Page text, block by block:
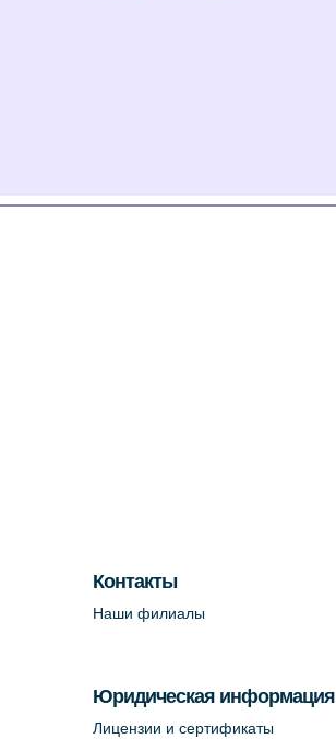
Контакты
Наши филиалы
Юридическая информация
Лицензии и сертификаты